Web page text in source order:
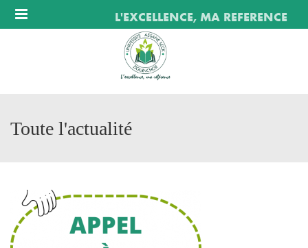
Menu L'EXCELLENCE, MA REFERENCE
Toute l'actualité